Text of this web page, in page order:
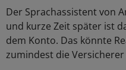
Der Sprachassistent von
und kurze Zeit später ist
dem Konto. Das könnte
zumindest die Versicherer